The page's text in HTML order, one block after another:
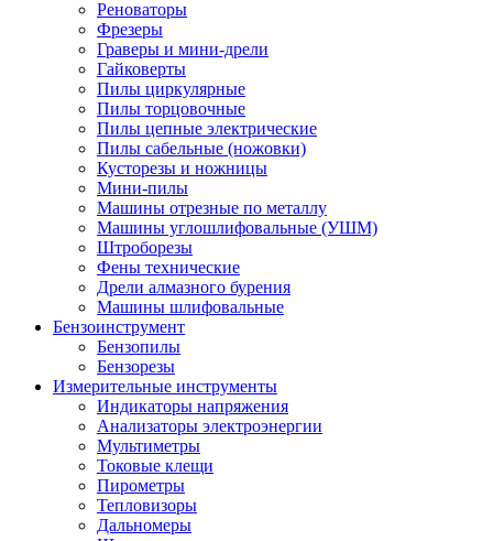
Реноваторы
Фрезеры
Граверы и мини-дрели
Гайковерты
Пилы циркулярные
Пилы торцовочные
Пилы цепные электрические
Пилы сабельные (ножовки)
Кусторезы и ножницы
Мини-пилы
Машины отрезные по металлу
Машины углошлифовальные (УШМ)
Штроборезы
Фены технические
Дрели алмазного бурения
Машины шлифовальные
Бензоинструмент
Бензопилы
Бензорезы
Измерительные инструменты
Индикаторы напряжения
Анализаторы электроэнергии
Мультиметры
Токовые клещи
Пирометры
Тепловизоры
Дальномеры